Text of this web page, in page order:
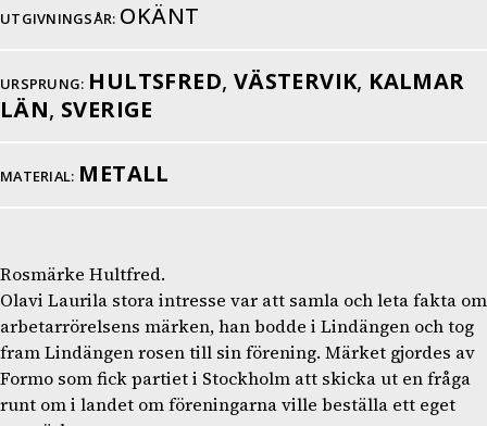
UTGIVNINGSÅR: OKÄNT
URSPRUNG: HULTSFRED, VÄSTERVIK, KALMAR
LÄN, SVERIGE
MATERIAL: METALL
Rosmärke Hultfred.
Olavi Laurila stora intresse var att samla och leta fakta om
arbetarrörelsens märken, han bodde i Lindängen och tog
fram Lindängen rosen till sin förening. Märket gjordes av
Formo som fick partiet i Stockholm att skicka ut en fråga
runt om i landet om föreningarna ville beställa ett eget